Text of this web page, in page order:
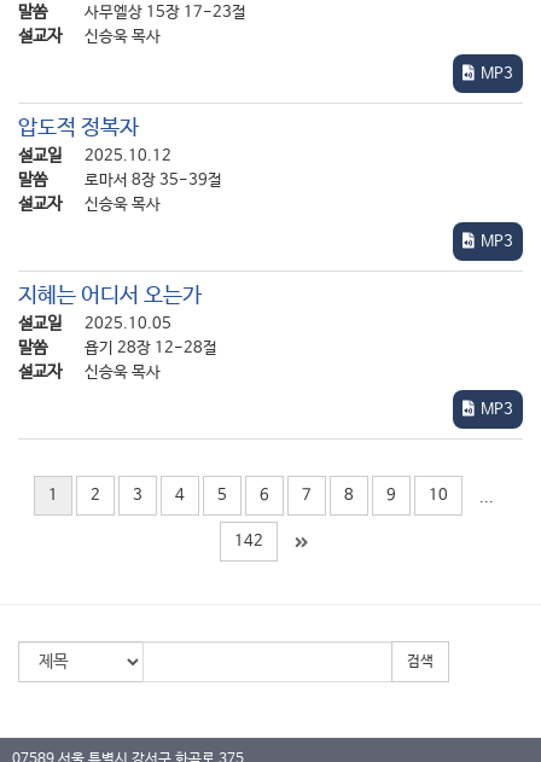
말씀 사무엘상 15장 17-23절
설교자 신승욱 목사
MP3
압도적 정복자
설교일 2025.10.12
말씀 로마서 8장 35-39절
설교자 신승욱 목사
MP3
지혜는 어디서 오는가
설교일 2025.10.05
말씀 욥기 28장 12-28절
설교자 신승욱 목사
MP3
1 2 3 4 5 6 7 8 9 10 ...
142
검색